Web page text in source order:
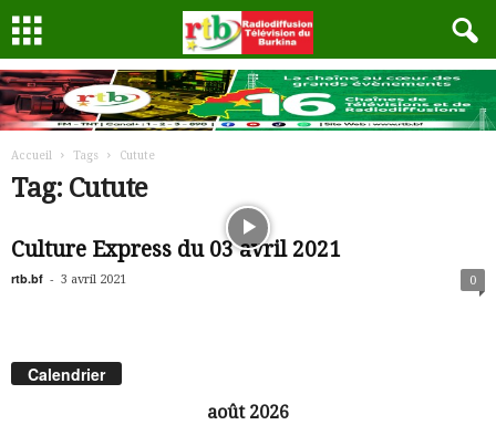
Accueil Tags Cutute
Tag: Cutute
Culture Express du 03 avril 2021
rtb.bf - 3 avril 2021 0
Calendrier
août 2026